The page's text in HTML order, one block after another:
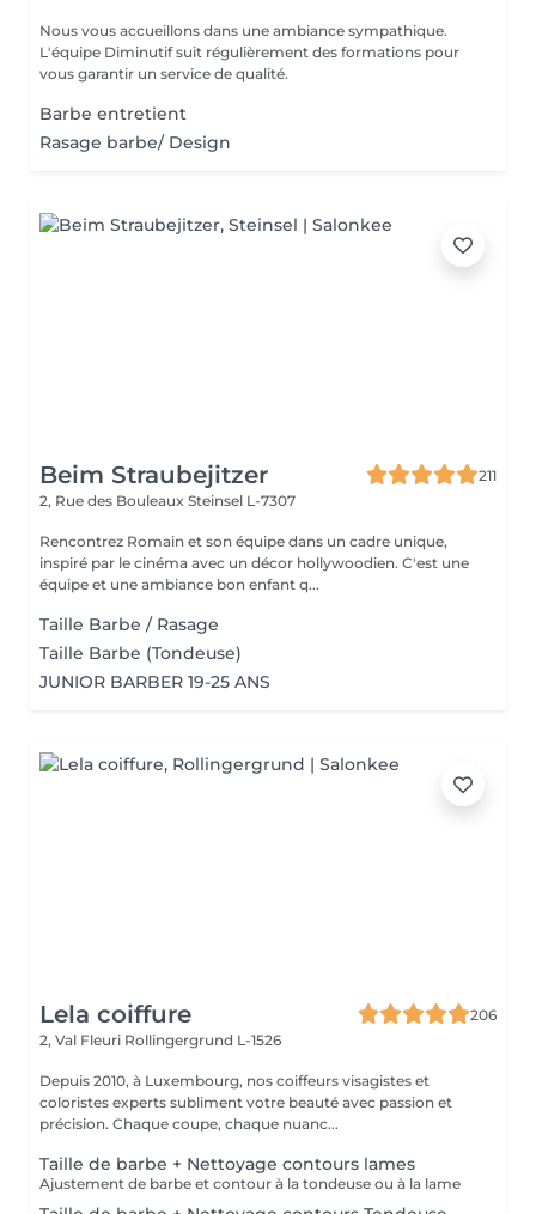
Nous vous accueillons dans une ambiance sympathique.
L'équipe Diminutif suit régulièrement des formations pour
vous garantir un service de qualité.
Barbe entretient
Rasage barbe/ Design
Beim Straubejitzer
211
2, Rue des Bouleaux Steinsel L-7307
Rencontrez Romain et son équipe dans un cadre unique,
inspiré par le cinéma avec un décor hollywoodien. C'est une
équipe et une ambiance bon enfant q...
Taille Barbe / Rasage
Taille Barbe (Tondeuse)
JUNIOR BARBER 19-25 ANS
Lela coiffure
206
2, Val Fleuri Rollingergrund L-1526
Depuis 2010, à Luxembourg, nos coiffeurs visagistes et
coloristes experts subliment votre beauté avec passion et
précision. Chaque coupe, chaque nuanc...
Taille de barbe + Nettoyage contours lames
Ajustement de barbe et contour à la tondeuse ou à la lame